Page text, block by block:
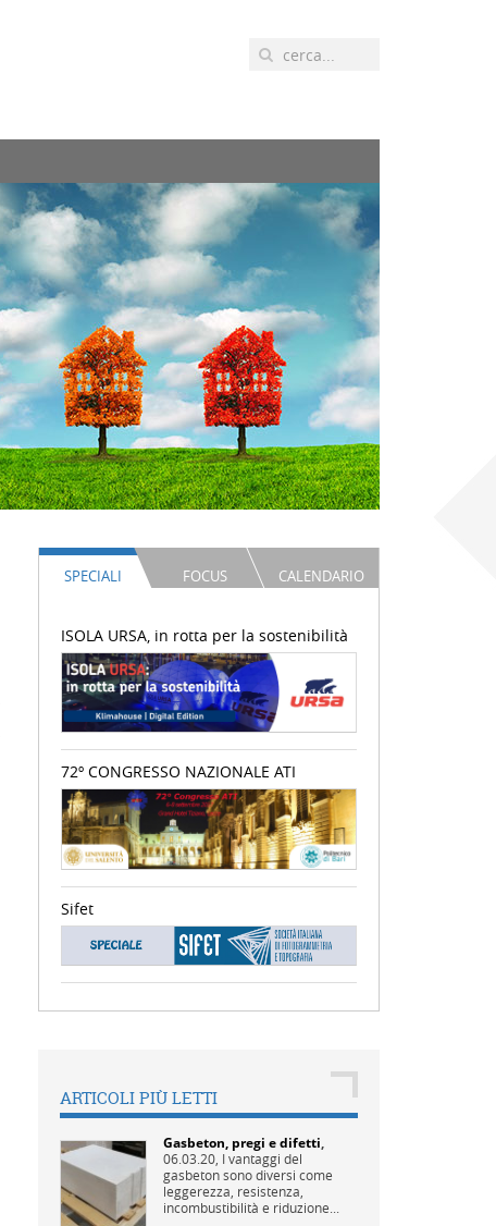
SPECIALI FOCUS CALENDARIO
ISOLA URSA, in rotta per la sostenibilità
72º CONGRESSO NAZIONALE ATI
Sifet
ARTICOLI PIÙ LETTI
Gasbeton, pregi e difetti,
06.03.20, I vantaggi del
gasbeton sono diversi come
leggerezza, resistenza,
incombustibilità e riduzione...